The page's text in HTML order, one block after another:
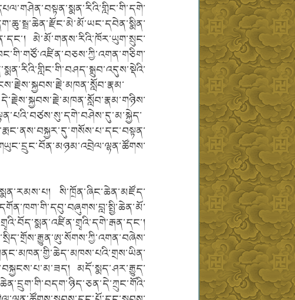
མེ་མོ་གནས་རིའི་ཁོར་ཡུག་སྲུང་
སི་ཁྲོན་ཞིང་ཆེན་མཛོད་
མདོ་སྨད་ཤར་རྒྱུད་